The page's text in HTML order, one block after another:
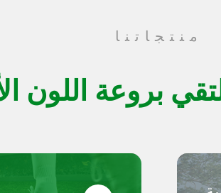
منتجاتنا
بروعة اللون